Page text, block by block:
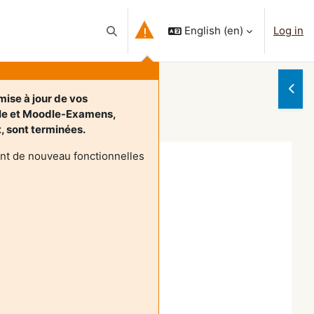
Toggle search input
à jour de vos
et Moodle-Examens,
sont terminées.
de nouveau fonctionnelles
English ‎(en)‎ Log in